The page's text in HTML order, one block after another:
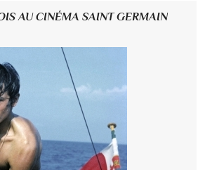
AU CINÉMA SAINT GERMAIN